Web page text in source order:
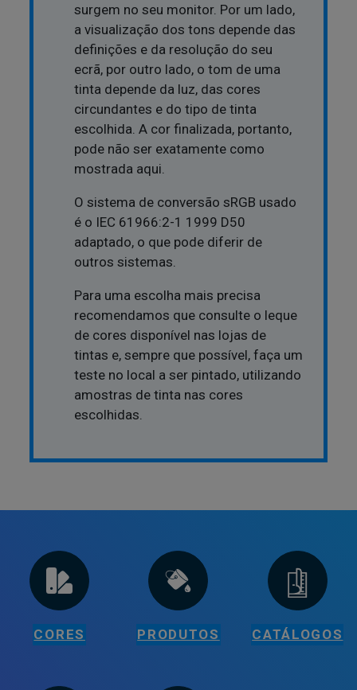
surgem no seu monitor. Por um lado,
a visualização dos tons depende das
definições e da resolução do seu
ecrã, por outro lado, o tom de uma
tinta depende da luz, das cores
circundantes e do tipo de tinta
escolhida. A cor finalizada, portanto,
pode não ser exatamente como
mostrada aqui.
O sistema de conversão sRGB usado
é o IEC 61966:2-1 1999 D50
adaptado, o que pode diferir de
outros sistemas.
Para uma escolha mais precisa
recomendamos que consulte o leque
de cores disponível nas lojas de
tintas e, sempre que possível, faça um
teste no local a ser pintado, utilizando
amostras de tinta nas cores
escolhidas.
CORES PRODUTOS CATÁLOGOS